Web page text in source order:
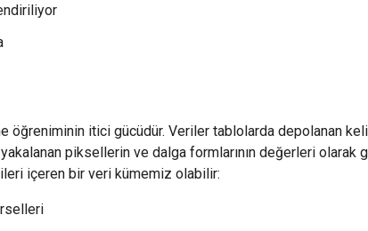
öğreniminin itici gücüdür. Veriler tablolarda depolanan
yakalanan piksellerin ve dalga formlarının değerleri
içeren bir veri kümemiz olabilir: